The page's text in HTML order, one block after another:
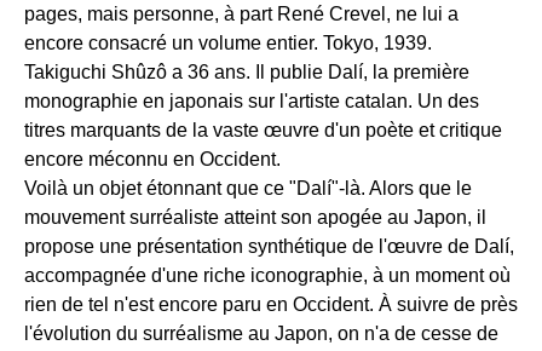
pages, mais personne, à part René Crevel, ne lui a
encore consacré un volume entier. Tokyo, 1939.
Takiguchi Shûzô a 36 ans. Il publie Dalí, la première
monographie en japonais sur l'artiste catalan. Un des
titres marquants de la vaste œuvre d'un poète et critique
encore méconnu en Occident.
Voilà un objet étonnant que ce "Dalí"-là. Alors que le
mouvement surréaliste atteint son apogée au Japon, il
propose une présentation synthétique de l'œuvre de Dalí,
accompagnée d'une riche iconographie, à un moment où
rien de tel n'est encore paru en Occident. À suivre de près
l'évolution du surréalisme au Japon, on n'a de cesse de